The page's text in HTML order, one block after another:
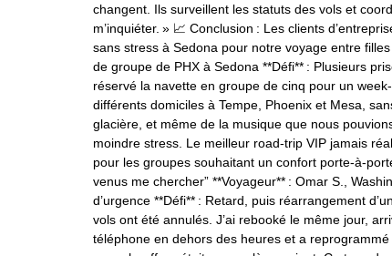
changent. Ils surveillent les statuts des vols et
m’inquiéter. » 📈 Conclusion : Les clients
sans stress à Sedona pour notre voyage entre
de groupe de PHX à Sedona **Défi** : Plusieurs
réservé la navette en groupe de cinq pour un
différents domiciles à Tempe, Phoenix et Mesa,
glacière, et même de la musique que nous
moindre stress. Le meilleur road‑trip VIP jamais
pour les groupes souhaitant un confort
venus me chercher” **Voyageur** : Omar S.,
d’urgence **Défi** : Retard, puis réarrangement
vols ont été annulés. J’ai rebooké le même jour,
téléphone en dehors des heures et a